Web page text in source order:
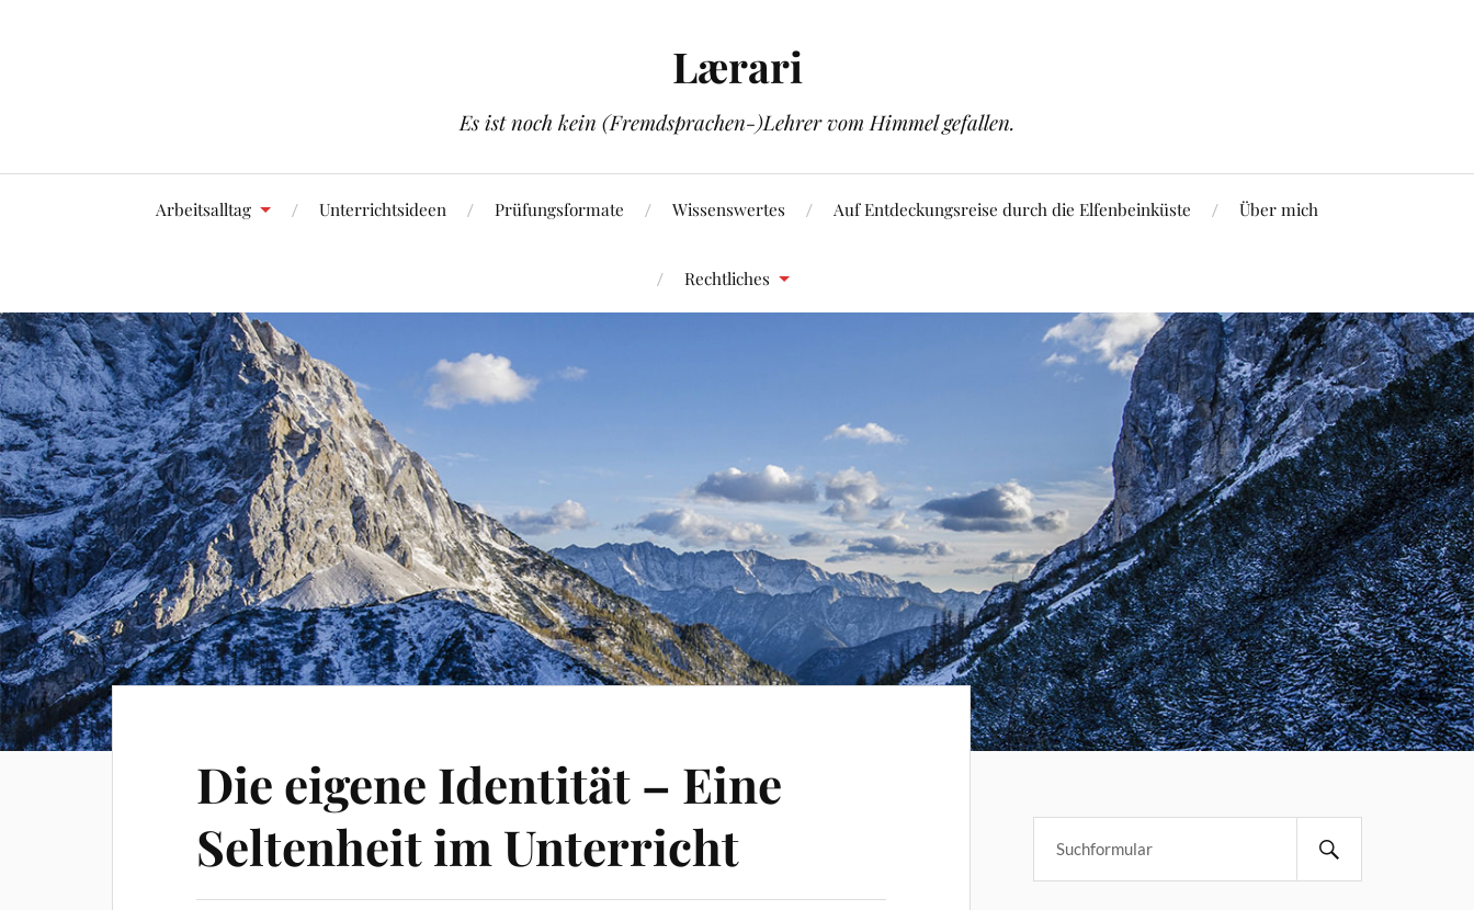
Lærari
Es ist noch kein (Fremdsprachen-)Lehrer vom Himmel gefallen.
Arbeitsalltag Unterrichtsideen Prüfungsformate Wissenswertes Auf Entdeckungsreise durch die Elfenbeinküste Über mich
Rechtliches
Die eigene Identität – Eine
Seltenheit im Unterricht